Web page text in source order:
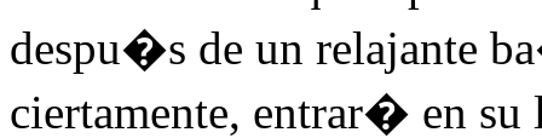
despu�s de un relajante
ciertamente, entrar� en